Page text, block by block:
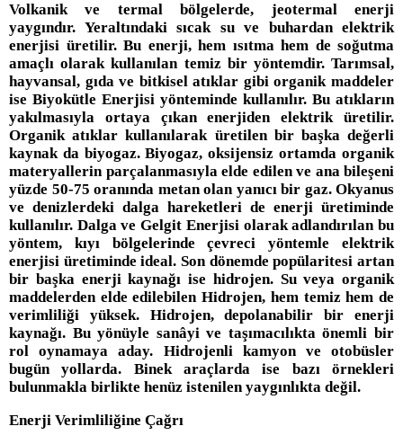
Volkanik ve termal bölgelerde, jeotermal enerji
yaygındır. Yeraltındaki sıcak su ve buhardan elektrik
enerjisi üretilir. Bu enerji, hem ısıtma hem de soğutma
amaçlı olarak kullanılan temiz bir yöntemdir. Tarımsal,
hayvansal, gıda ve bitkisel atıklar gibi organik maddeler
ise Biyokütle Enerjisi yönteminde kullanılır. Bu atıkların
yakılmasıyla ortaya çıkan enerjiden elektrik üretilir.
Organik atıklar kullanılarak üretilen bir başka değerli
kaynak da biyogaz. Biyogaz, oksijensiz ortamda organik
materyallerin parçalanmasıyla elde edilen ve ana bileşeni
yüzde 50-75 oranında metan olan yanıcı bir gaz. Okyanus
ve denizlerdeki dalga hareketleri de enerji üretiminde
kullanılır. Dalga ve Gelgit Enerjisi olarak adlandırılan bu
yöntem, kıyı bölgelerinde çevreci yöntemle elektrik
enerjisi üretiminde ideal. Son dönemde popülaritesi artan
bir başka enerji kaynağı ise hidrojen. Su veya organik
maddelerden elde edilebilen Hidrojen, hem temiz hem de
verimliliği yüksek. Hidrojen, depolanabilir bir enerji
kaynağı. Bu yönüyle sanâyi ve taşımacılıkta önemli bir
rol oynamaya aday. Hidrojenli kamyon ve otobüsler
bugün yollarda. Binek araçlarda ise bazı örnekleri
bulunmakla birlikte henüz istenilen yaygınlıkta değil.
Enerji Verimliliğine Çağrı